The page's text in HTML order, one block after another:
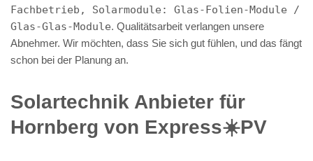
Fachbetrieb, Solarmodule: Glas-Folien-Module /
Glas-Glas-Module. Qualitätsarbeit verlangen unsere
Abnehmer. Wir möchten, dass Sie sich gut fühlen, und das fängt
schon bei der Planung an.
Solartechnik Anbieter für
Hornberg von Express☀️PV️